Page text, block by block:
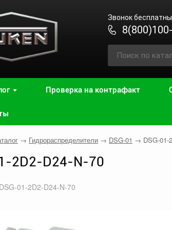
Звонок
Проверка на контрафакт
→ Гидрораспределители → DSG-01 → DSG-01-
2D2-D24-N-70
01-2D2-D24-N-70